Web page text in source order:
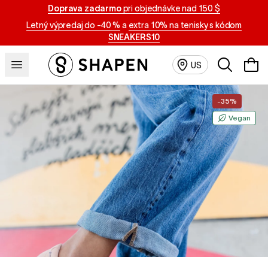
Doprava zadarmopri objednávke nad 150 $
Letný výpredaj do -40 % a extra 10% na tenisky s kódom
SNEAKERS10
US
-35%
Vegan